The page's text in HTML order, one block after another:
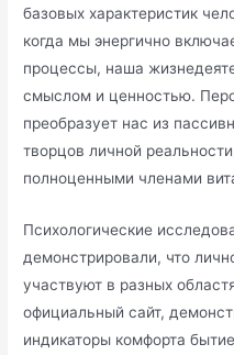
базовых характеристик
когда мы энергично
процессы, наша
смыслом и ценностью.
преобразует нас из
творцов личной
полноценными членами
Психологические
демонстрировали, что
участвуют в разных
официальный сайт,
индикаторы комфорта